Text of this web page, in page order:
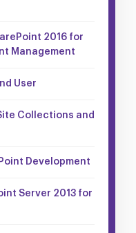
2016 for
Management
User
Collections and
Development
Server 2013 for